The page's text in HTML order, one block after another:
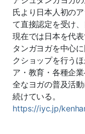
氏より日本人初の
て直接認定を受け
現在では日本を代
タンガヨガを中心
クショップを行う
ア・教育・各種企
全なヨガの普及活
続けている。
https://iyc.jp/